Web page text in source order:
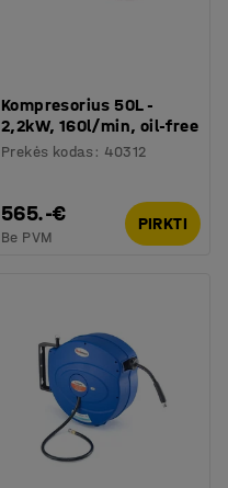
Kompresorius 50L -
2,2kW, 160l/min, oil-free
Prekės kodas : 40312
565.-€
Be PVM
PIRKTI